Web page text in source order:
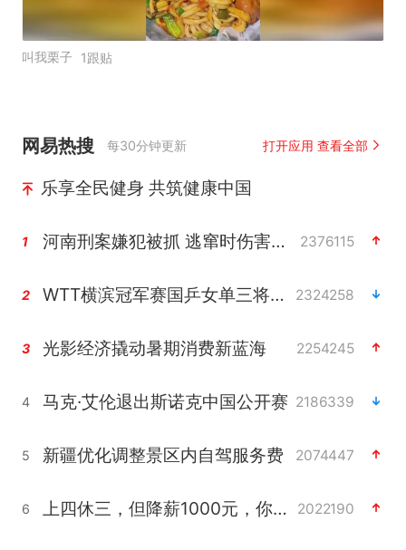
叫我栗子 1跟贴
网易热搜 每30分钟更新 打开应用 查看全部
乐享全民健身 共筑健康中国
1 河南刑案嫌犯被抓 逃窜时伤害多人 2376115
2 WTT横滨冠军赛国乒女单三将晋级四强 2324258
3 光影经济撬动暑期消费新蓝海 2254245
4 马克·艾伦退出斯诺克中国公开赛 2186339
5 新疆优化调整景区内自驾服务费 2074447
6 上四休三，但降薪1000元，你接受吗？ 2022190